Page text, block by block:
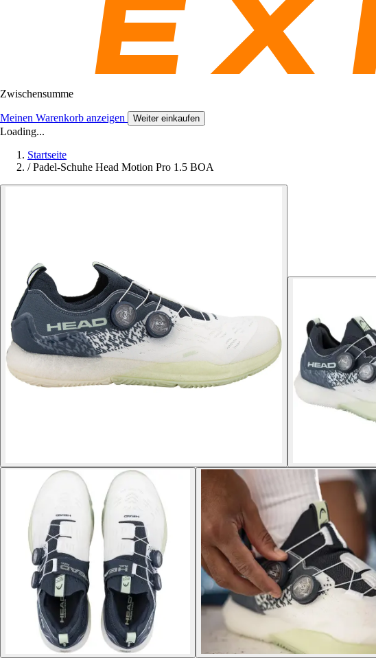
Zwischensumme
Meinen Warenkorb anzeigen Weiter einkaufen
Loading...
Startseite
/ Padel-Schuhe Head Motion Pro 1.5 BOA